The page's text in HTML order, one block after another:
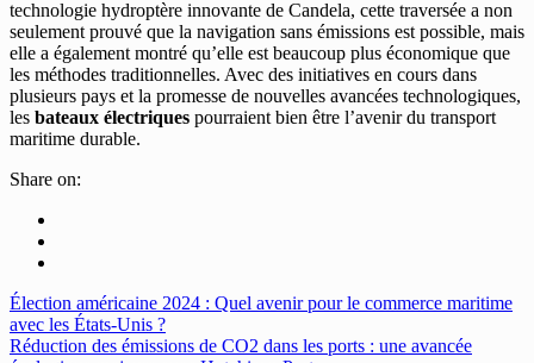
technologie hydroptère innovante de Candela, cette traversée a non
seulement prouvé que la navigation sans émissions est possible, mais
elle a également montré qu’elle est beaucoup plus économique que
les méthodes traditionnelles. Avec des initiatives en cours dans
plusieurs pays et la promesse de nouvelles avancées technologiques,
les bateaux électriques pourraient bien être l’avenir du transport
maritime durable.
Share on:
Élection américaine 2024 : Quel avenir pour le commerce maritime
avec les États-Unis ?
Réduction des émissions de CO2 dans les ports : une avancée